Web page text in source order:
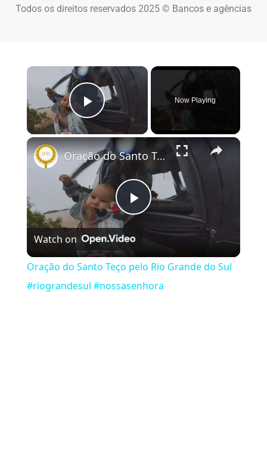
Todos os direitos reservados 2025 © Bancos e agências
×
Play Video
Now Playing
×
Play Video
Oração do Santo Teço pelo Rio Grande do Sul #riograndesul #nossasenhora
Watch on
Oração do Santo Teço pelo Rio Grande do Sul
#riograndesul #nossasenhora